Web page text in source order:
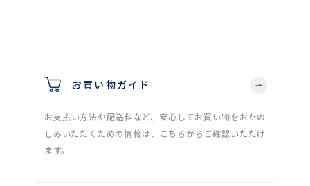
お買い物ガイド
お支払い方法や配送料など、安心してお買い物をおたの
しみいただくための情報は、こちらからご確認いただけ
ます。